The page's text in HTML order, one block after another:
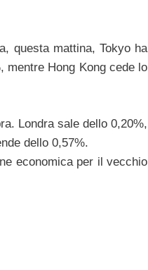
questa mattina, Tokyo ha
mentre Hong Kong cede lo
Londra sale dello 0,20%,
dello 0,57%.
economica per il vecchio